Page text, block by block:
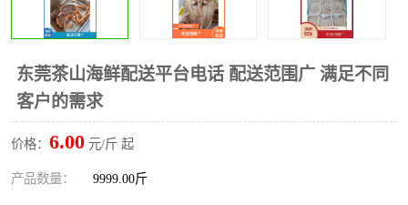
东莞茶山海鲜配送平台电话 配送范围广 满足不同
客户的需求
价格： 6.00 元/斤 起
产品数量： 9999.00斤